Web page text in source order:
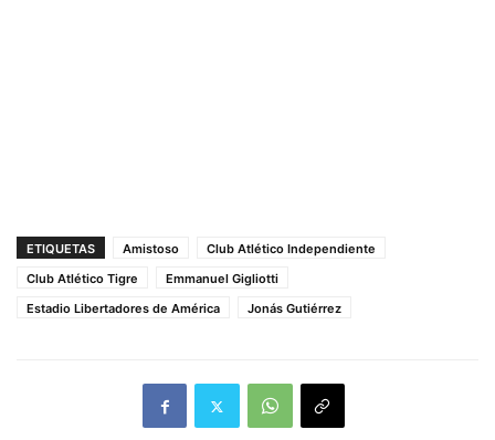
ETIQUETAS Amistoso
Club Atlético Independiente
Club Atlético Tigre
Emmanuel Gigliotti
Estadio Libertadores de América
Jonás Gutiérrez